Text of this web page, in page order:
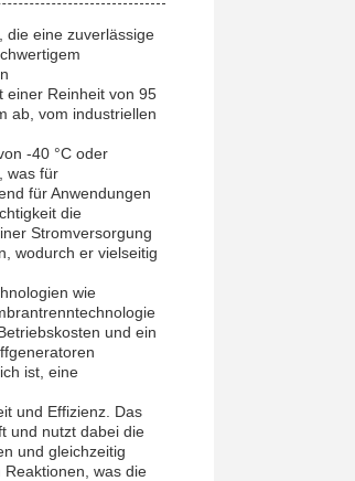
die eine zuverlässige
einer Reinheit von 95
ab, vom industriellen
-40 °C oder
was für
für Anwendungen
die
Stromversorgung
wodurch er vielseitig
wie
und ein
ist, eine
und Effizienz. Das
und nutzt dabei die
und gleichzeitig
was die